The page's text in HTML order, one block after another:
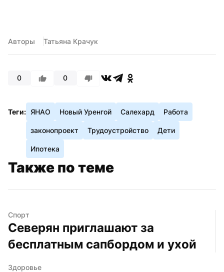
Авторы Татьяна Крачук
0 0
Теги: ЯНАО Новый Уренгой Салехард Работа
законопроект Трудоустройство Дети
Ипотека
Также по теме
Спорт
Северян приглашают за
бесплатным сапбордом и ухой
Здоровье